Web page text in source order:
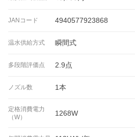
JANコード 4940577923868
温水供給方式 瞬間式
多段階評価点 2.9点
ノズル数 1本
定格消費電力
（W）
1268W